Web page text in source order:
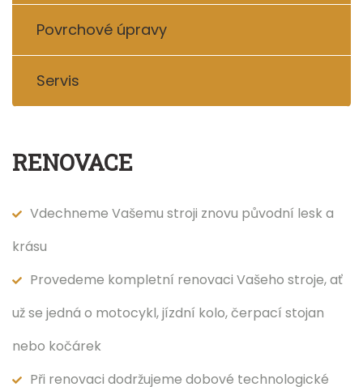
Povrchové úpravy
Servis
RENOVACE
Vdechneme Vašemu stroji znovu původní lesk a
krásu
Provedeme kompletní renovaci Vašeho stroje, ať
už se jedná o motocykl, jízdní kolo, čerpací stojan
nebo kočárek
Při renovaci dodržujeme dobové technologické